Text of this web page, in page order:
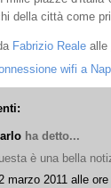
della città come
Fabrizio Reale alle
wifi a
ha detto...
è una bella
marzo 2011 alle ore